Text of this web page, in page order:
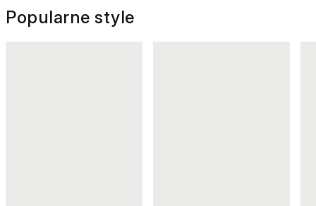
Popularne style